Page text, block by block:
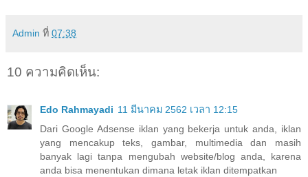
Admin ที่ 07:38
10 ความคิดเห็น:
Edo Rahmayadi 11 มีนาคม 2562 เวลา 12:15
Dari Google Adsense iklan yang bekerja untuk anda, iklan
yang mencakup teks, gambar, multimedia dan masih
banyak lagi tanpa mengubah website/blog anda, karena
anda bisa menentukan dimana letak iklan ditempatkan